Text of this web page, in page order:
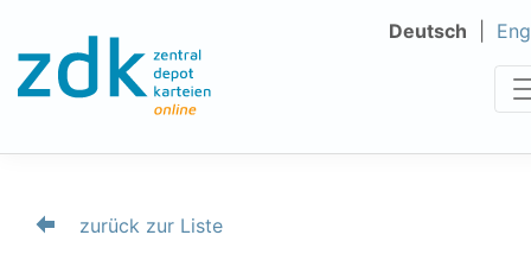
Deutsch
zurück zur Liste